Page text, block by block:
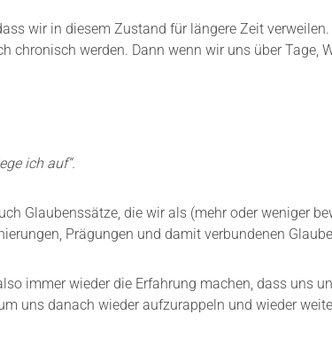
wir in diesem Zustand für längere Zeit
chronisch werden. Dann wenn wir uns über Tage,
ich auf“.
Glaubenssätze, die wir als (mehr oder weniger
Prägungen und damit verbundenen
immer wieder die Erfahrung machen, dass uns
uns danach wieder aufzurappeln und wieder